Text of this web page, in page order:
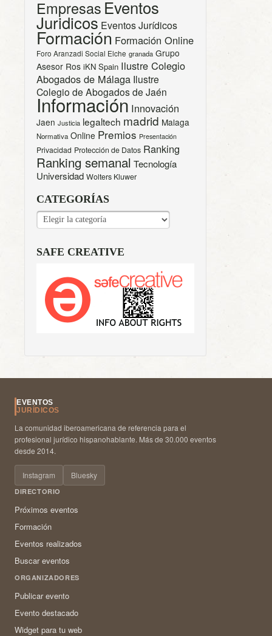
Empresas Eventos
Juridicos Eventos Jurídicos
Formación Formación Online
Foro Aranzadi Social Elche granada Grupo
Asesor Ros iKN Spain Ilustre Colegio
Abogados de Málaga Ilustre
Colegio de Abogados de Jaén
Información Innovación
Jaen Justicia legaltech madrid Malaga
Normativa Online Premios Presentación
Privacidad Protección de Datos Ranking
Ranking semanal Tecnología
Universidad Wolters Kluwer
CATEGORÍAS
CATEGORÍAS
SAFE CREATIVE
EVENTOS
JURÍDICOS
La comunidad iberoamericana de referencia para el
profesional jurídico hispanohablante. Más de 30.000 eventos
desde 2014.
Instagram Bluesky
DIRECTORIO
Próximos eventos
Formación
Eventos realizados
Buscar eventos
ORGANIZADORES
Publicar evento
Evento destacado
Widget para tu web